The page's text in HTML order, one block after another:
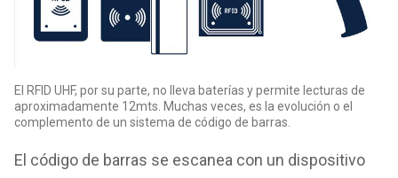
El RFID UHF, por su parte, no lleva baterías y permite lecturas de
aproximadamente 12mts. Muchas veces, es la evolución o el
complemento de un sistema de código de barras.
El código de barras se escanea con un dispositivo